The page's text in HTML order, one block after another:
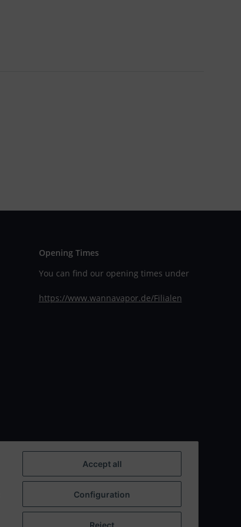
Opening Times
You can find our opening times under
https://www.wannavapor.de/Filialen
Accept all
Configuration
Reject